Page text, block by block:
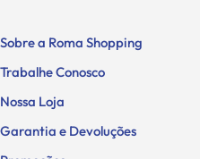
Sobre a Roma Shopping
Trabalhe Conosco
Nossa Loja
Garantia e Devoluções